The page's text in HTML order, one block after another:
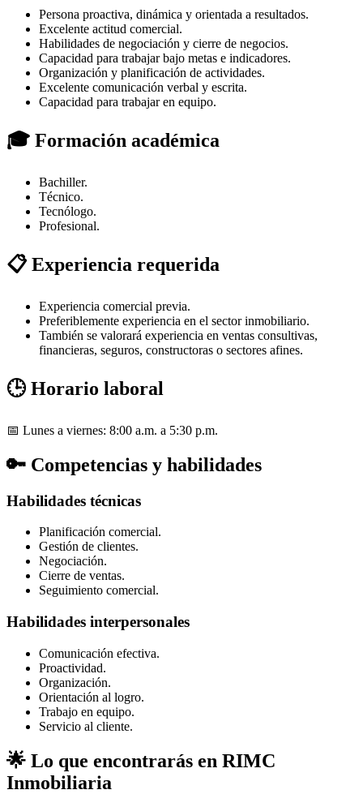
Persona proactiva, dinámica y orientada a resultados.
Excelente actitud comercial.
Habilidades de negociación y cierre de negocios.
Capacidad para trabajar bajo metas e indicadores.
Organización y planificación de actividades.
Excelente comunicación verbal y escrita.
Capacidad para trabajar en equipo.
🎓 Formación académica
Bachiller.
Técnico.
Tecnólogo.
Profesional.
📋 Experiencia requerida
Experiencia comercial previa.
Preferiblemente experiencia en el sector inmobiliario.
También se valorará experiencia en ventas consultivas,
financieras, seguros, constructoras o sectores afines.
🕒 Horario laboral
📅 Lunes a viernes: 8:00 a.m. a 5:30 p.m.
🔑 Competencias y habilidades
Habilidades técnicas
Planificación comercial.
Gestión de clientes.
Negociación.
Cierre de ventas.
Seguimiento comercial.
Habilidades interpersonales
Comunicación efectiva.
Proactividad.
Organización.
Orientación al logro.
Trabajo en equipo.
Servicio al cliente.
🌟 Lo que encontrarás en RIMC
Inmobiliaria